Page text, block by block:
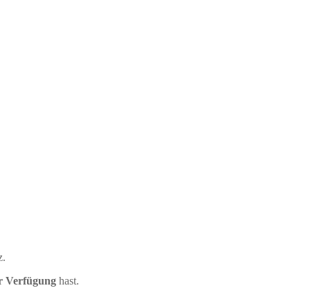
Verfügung hast.